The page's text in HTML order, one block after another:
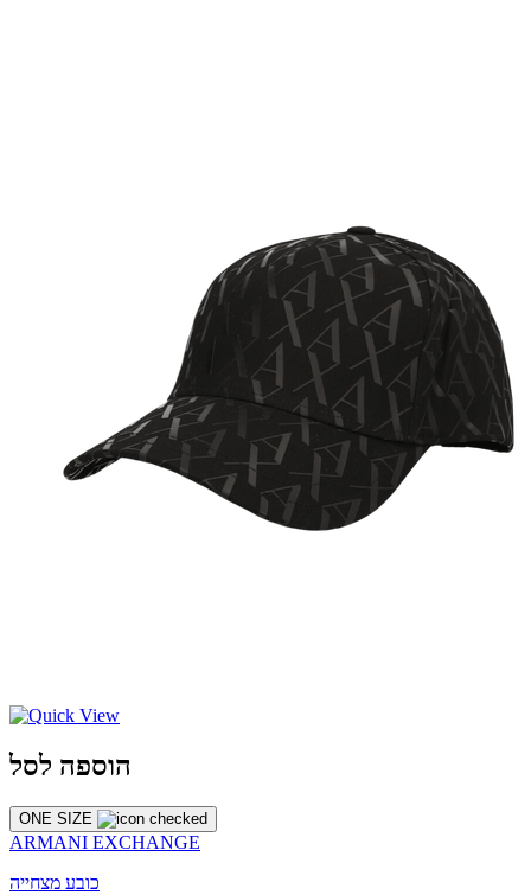
הוספה לסל
ONE SIZE
ARMANI EXCHANGE
כובע מצחייה